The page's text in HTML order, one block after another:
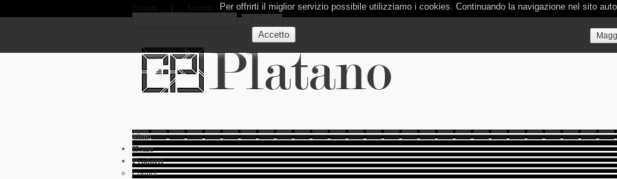
Menu
Home
Prodotti
Cornici
Per offrirti il miglior servizio possibile utilizziamo i cookies. Continuando la navigazione nel sito